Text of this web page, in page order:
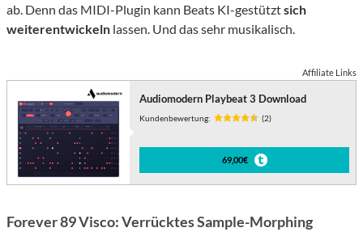
ab. Denn das MIDI-Plugin kann Beats KI-gestütztsich
weiterentwickeln lassen. Und das sehr musikalisch.
Affiliate Links
Audiomodern Playbeat 3 Download
Kundenbewertung: (2)
69,00€
Forever 89 Visco: Verrücktes Sample-Morphing